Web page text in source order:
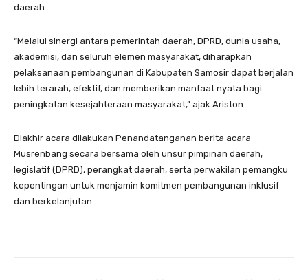
daerah.
“Melalui sinergi antara pemerintah daerah, DPRD, dunia usaha,
akademisi, dan seluruh elemen masyarakat, diharapkan
pelaksanaan pembangunan di Kabupaten Samosir dapat berjalan
lebih terarah, efektif, dan memberikan manfaat nyata bagi
peningkatan kesejahteraan masyarakat,” ajak Ariston.
Diakhir acara dilakukan Penandatanganan berita acara
Musrenbang secara bersama oleh unsur pimpinan daerah,
legislatif (DPRD), perangkat daerah, serta perwakilan pemangku
kepentingan untuk menjamin komitmen pembangunan inklusif
dan berkelanjutan.